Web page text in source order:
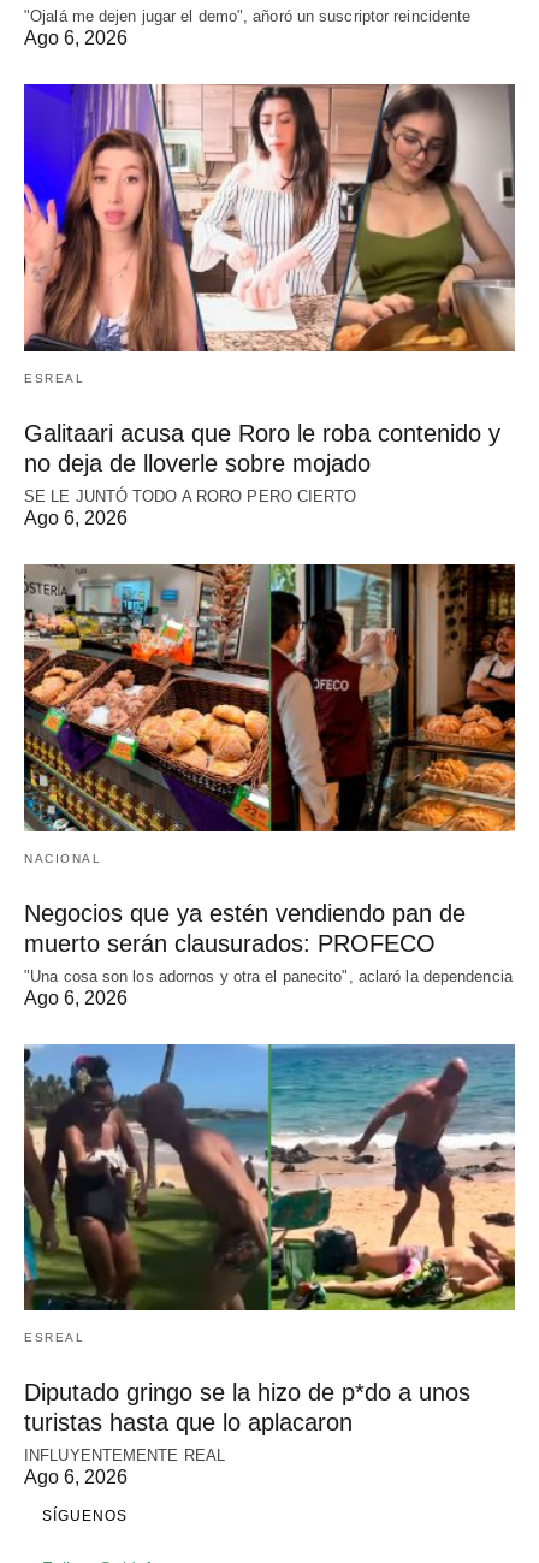
"Ojalá me dejen jugar el demo", añoró un suscriptor reincidente
Ago 6, 2026
ESREAL
Galitaari acusa que Roro le roba contenido y
no deja de lloverle sobre mojado
SE LE JUNTÓ TODO A RORO PERO CIERTO
Ago 6, 2026
NACIONAL
Negocios que ya estén vendiendo pan de
muerto serán clausurados: PROFECO
"Una cosa son los adornos y otra el panecito", aclaró la dependencia
Ago 6, 2026
ESREAL
Diputado gringo se la hizo de p*do a unos
turistas hasta que lo aplacaron
INFLUYENTEMENTE REAL
Ago 6, 2026
SÍGUENOS